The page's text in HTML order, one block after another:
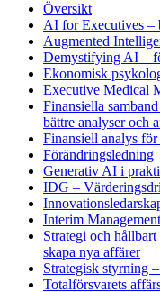
Översikt
AI for Executives –
Augmented
Demystifying AI –
Ekonomisk
Executive Medical
Finansiella
bättre analyser och
Finansiell analys
Förändringsledning
Generativ AI i
IDG –
Interim
Strategi och
skapa nya affärer
Strategisk styrning
Totalförsvarets